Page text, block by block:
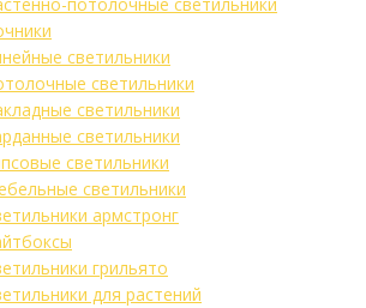
светильники
светильники
светильники
светильники
светильники
светильники
армстронг
грильято
для растений